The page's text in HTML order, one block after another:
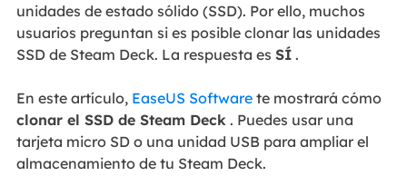
unidades de estado sólido (SSD). Por ello, muchos
usuarios preguntan si es posible clonar las unidades
SSD de Steam Deck. La respuesta es SÍ.
En este artículo, EaseUS Softwarete mostrará cómo
clonar el SSD de Steam Deck. Puedes usar una
tarjeta micro SD o una unidad USB para ampliar el
almacenamiento de tu Steam Deck.